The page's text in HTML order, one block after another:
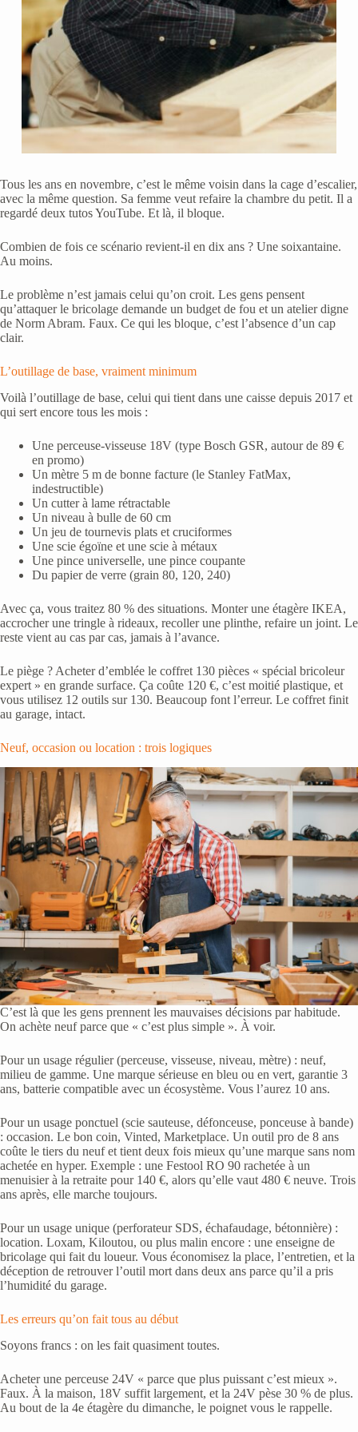
Tous les ans en novembre, c’est le même voisin dans la cage d’escalier,
avec la même question. Sa femme veut refaire la chambre du petit. Il a
regardé deux tutos YouTube. Et là, il bloque.
Combien de fois ce scénario revient-il en dix ans ? Une soixantaine.
Au moins.
Le problème n’est jamais celui qu’on croit. Les gens pensent
qu’attaquer le bricolage demande un budget de fou et un atelier digne
de Norm Abram. Faux. Ce qui les bloque, c’est l’absence d’un cap
clair.
L’outillage de base, vraiment minimum
Voilà l’outillage de base, celui qui tient dans une caisse depuis 2017 et
qui sert encore tous les mois :
Une perceuse-visseuse 18V (type Bosch GSR, autour de 89 €
en promo)
Un mètre 5 m de bonne facture (le Stanley FatMax,
indestructible)
Un cutter à lame rétractable
Un niveau à bulle de 60 cm
Un jeu de tournevis plats et cruciformes
Une scie égoïne et une scie à métaux
Une pince universelle, une pince coupante
Du papier de verre (grain 80, 120, 240)
Avec ça, vous traitez 80 % des situations. Monter une étagère IKEA,
accrocher une tringle à rideaux, recoller une plinthe, refaire un joint. Le
reste vient au cas par cas, jamais à l’avance.
Le piège ? Acheter d’emblée le coffret 130 pièces « spécial bricoleur
expert » en grande surface. Ça coûte 120 €, c’est moitié plastique, et
vous utilisez 12 outils sur 130. Beaucoup font l’erreur. Le coffret finit
au garage, intact.
Neuf, occasion ou location : trois logiques
C’est là que les gens prennent les mauvaises décisions par habitude.
On achète neuf parce que « c’est plus simple ». À voir.
Pour un usage régulier (perceuse, visseuse, niveau, mètre) : neuf,
milieu de gamme. Une marque sérieuse en bleu ou en vert, garantie 3
ans, batterie compatible avec un écosystème. Vous l’aurez 10 ans.
Pour un usage ponctuel (scie sauteuse, défonceuse, ponceuse à bande)
: occasion. Le bon coin, Vinted, Marketplace. Un outil pro de 8 ans
coûte le tiers du neuf et tient deux fois mieux qu’une marque sans nom
achetée en hyper. Exemple : une Festool RO 90 rachetée à un
menuisier à la retraite pour 140 €, alors qu’elle vaut 480 € neuve. Trois
ans après, elle marche toujours.
Pour un usage unique (perforateur SDS, échafaudage, bétonnière) :
location. Loxam, Kiloutou, ou plus malin encore : une enseigne de
bricolage qui fait du loueur. Vous économisez la place, l’entretien, et la
déception de retrouver l’outil mort dans deux ans parce qu’il a pris
l’humidité du garage.
Les erreurs qu’on fait tous au début
Soyons francs : on les fait quasiment toutes.
Acheter une perceuse 24V « parce que plus puissant c’est mieux ».
Faux. À la maison, 18V suffit largement, et la 24V pèse 30 % de plus.
Au bout de la 4e étagère du dimanche, le poignet vous le rappelle.